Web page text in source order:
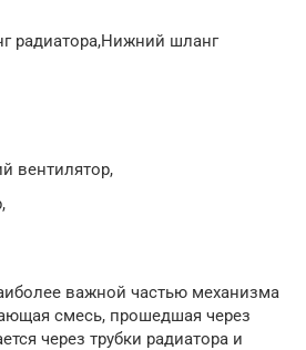
радиатора,Нижний шланг
вентилятор,
важной частью механизма
смесь, прошедшая через
через трубки радиатора и